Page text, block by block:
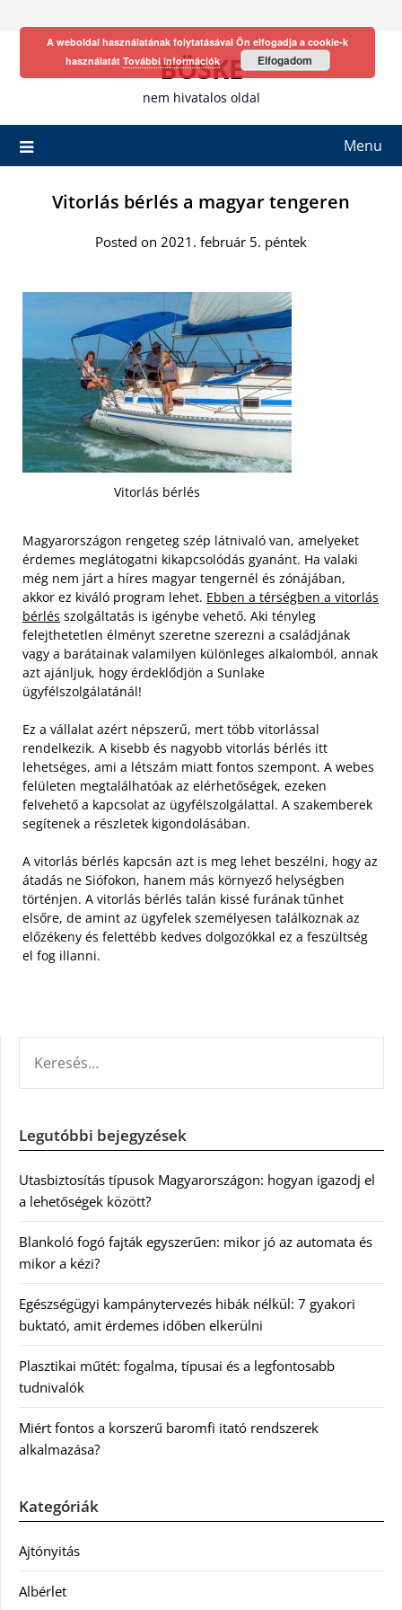
BÖSKE
nem hivatalos oldal
Menu
Vitorlás bérlés a magyar tengeren
Posted on 2021. február 5. péntek
Vitorlás bérlés
Magyarországon rengeteg szép látnivaló van, amelyeket
érdemes meglátogatni kikapcsolódás gyanánt. Ha valaki
még nem járt a híres magyar tengernél és zónájában,
akkor ez kiváló program lehet. Ebben a térségben a vitorlás
bérlés szolgáltatás is igénybe vehető. Aki tényleg
felejthetetlen élményt szeretne szerezni a családjának
vagy a barátainak valamilyen különleges alkalomból, annak
azt ajánljuk, hogy érdeklődjön a Sunlake
ügyfélszolgálatánál!
Ez a vállalat azért népszerű, mert több vitorlással
rendelkezik. A kisebb és nagyobb vitorlás bérlés itt
lehetséges, ami a létszám miatt fontos szempont. A webes
felületen megtalálhatóak az elérhetőségek, ezeken
felvehető a kapcsolat az ügyfélszolgálattal. A szakemberek
segítenek a részletek kigondolásában.
A vitorlás bérlés kapcsán azt is meg lehet beszélni, hogy az
átadás ne Siófokon, hanem más környező helységben
történjen. A vitorlás bérlés talán kissé furának tűnhet
elsőre, de amint az ügyfelek személyesen találkoznak az
előzékeny és felettébb kedves dolgozókkal ez a feszültség
el fog illanni.
Legutóbbi bejegyzések
Utasbiztosítás típusok Magyarországon: hogyan igazodj el
a lehetőségek között?
Blankoló fogó fajták egyszerűen: mikor jó az automata és
mikor a kézi?
Egészségügyi kampánytervezés hibák nélkül: 7 gyakori
buktató, amit érdemes időben elkerülni
Plasztikai műtét: fogalma, típusai és a legfontosabb
tudnivalók
Miért fontos a korszerű baromfi itató rendszerek
alkalmazása?
Kategóriák
Ajtónyitás
Albérlet
A weboldal használatának folytatásával Ön elfogadja a cookie-k
használatát További információk Elfogadom